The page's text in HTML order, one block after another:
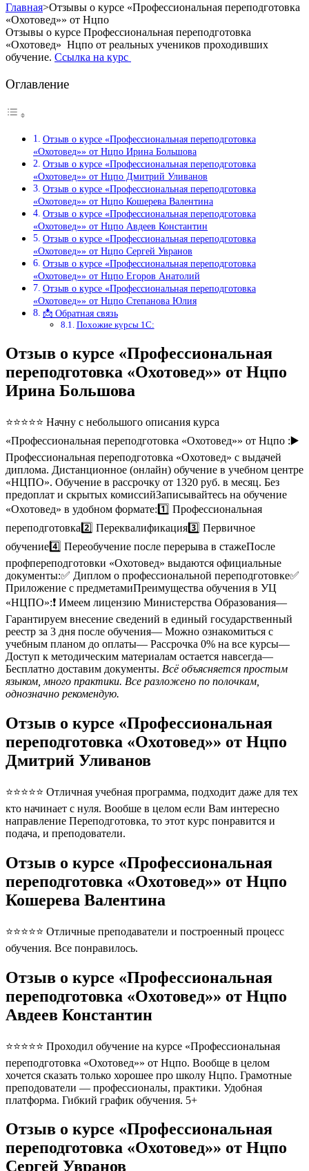
Главная>Отзывы о курсе «Профессиональная переподготовка
«Охотовед»» от Нцпо
Отзывы о курсе Профессиональная переподготовка
«Охотовед» Нцпо от реальных учеников проходивших
обучение. Ссылка на курс
Оглавление
Отзыв о курсе «Профессиональная переподготовка
«Охотовед»» от Нцпо Ирина Большова
Отзыв о курсе «Профессиональная переподготовка
«Охотовед»» от Нцпо Дмитрий Уливанов
Отзыв о курсе «Профессиональная переподготовка
«Охотовед»» от Нцпо Кошерева Валентина
Отзыв о курсе «Профессиональная переподготовка
«Охотовед»» от Нцпо Авдеев Константин
Отзыв о курсе «Профессиональная переподготовка
«Охотовед»» от Нцпо Сергей Увранов
Отзыв о курсе «Профессиональная переподготовка
«Охотовед»» от Нцпо Егоров Анатолий
Отзыв о курсе «Профессиональная переподготовка
«Охотовед»» от Нцпо Степанова Юлия
📩 Обратная связь
Похожие курсы 1С:
Отзыв о курсе «Профессиональная
переподготовка «Охотовед»» от Нцпо
Ирина Большова
⭐⭐⭐⭐⭐ Начну с небольшого описания курса
«Профессиональная переподготовка «Охотовед»» от Нцпо :▶️
Профессиональная переподготовка «Охотовед» с выдачей
диплома. Дистанционное (онлайн) обучение в учебном центре
«НЦПО». Обучение в рассрочку от 1320 руб. в месяц. Без
предоплат и скрытых комиссийЗаписывайтесь на обучение
«Охотовед» в удобном формате:1️⃣ Профессиональная
переподготовка2️⃣ Переквалификация3️⃣ Первичное
обучение4️⃣ Переобучение после перерыва в стажеПосле
профпереподготовки «Охотовед» выдаются официальные
документы:✅ Диплом о профессиональной переподготовке✅
Приложение с предметамиПреимущества обучения в УЦ
«НЦПО»:❗️ Имеем лицензию Министерства Образования—
Гарантируем внесение сведений в единый государственный
реестр за 3 дня после обучения— Можно ознакомиться с
учебным планом до оплаты— Рассрочка 0% на все курсы—
Доступ к методическим материалам остается навсегда—
Бесплатно доставим документы. Всё объясняется простым
языком, много практики. Все разложено по полочкам,
однозначно рекомендую.
Отзыв о курсе «Профессиональная
переподготовка «Охотовед»» от Нцпо
Дмитрий Уливанов
⭐⭐⭐⭐⭐ Отличная учебная программа, подходит даже для тех
кто начинает с нуля. Вообше в целом если Вам интересно
направление Переподготовка, то этот курс понравится и
подача, и преподователи.
Отзыв о курсе «Профессиональная
переподготовка «Охотовед»» от Нцпо
Кошерева Валентина
⭐⭐⭐⭐⭐ Отличные преподаватели и построенный процесс
обучения. Все понравилось.
Отзыв о курсе «Профессиональная
переподготовка «Охотовед»» от Нцпо
Авдеев Константин
⭐⭐⭐⭐⭐ Проходил обучение на курсе «Профессиональная
переподготовка «Охотовед»» от Нцпо. Вообще в целом
хочется сказать только хорошее про школу Нцпо. Грамотные
преподователи — профессионалы, практики. Удобная
платформа. Гибкий график обучения. 5+
Отзыв о курсе «Профессиональная
переподготовка «Охотовед»» от Нцпо
Сергей Увранов